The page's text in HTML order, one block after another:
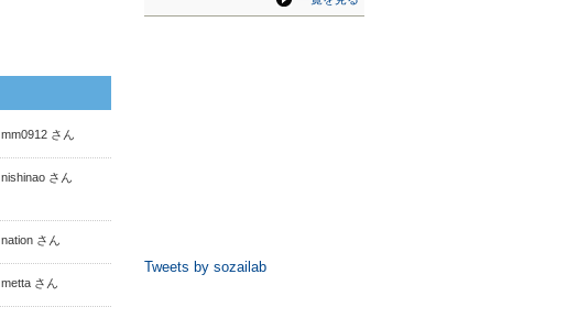
mm0912 さん
nishinao さん
nation さん
metta さん
Tweets by sozailab